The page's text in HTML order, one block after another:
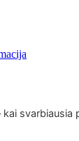
kai svarbiausia